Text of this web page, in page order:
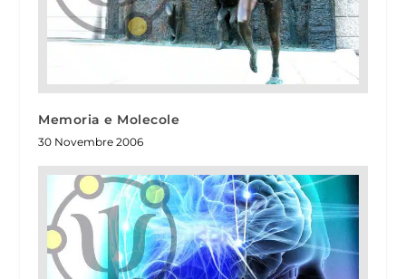
Memoria e Molecole
30 Novembre 2006